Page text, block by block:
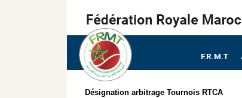
F.R.M.T
Désignation arbitrage Tournois RTCA